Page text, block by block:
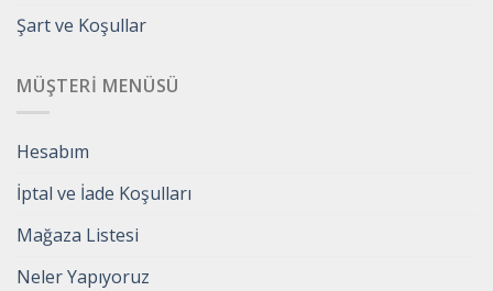
Şart ve Koşullar
MÜŞTERI MENÜSÜ
Hesabım
İptal ve İade Koşulları
Mağaza Listesi
Neler Yapıyoruz